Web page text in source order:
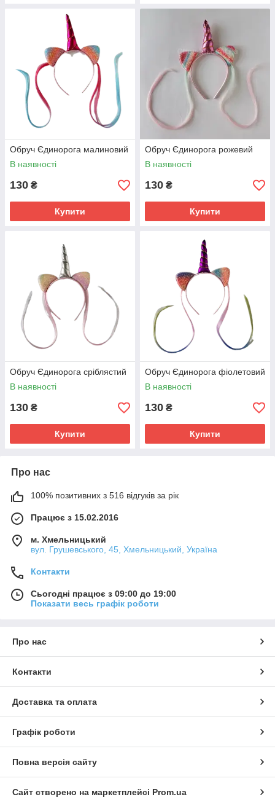
Обруч Єдинорога малиновий
В наявності
130 ₴
Купити
Обруч Єдинорога рожевий
В наявності
130 ₴
Купити
Обруч Єдинорога сріблястий
В наявності
130 ₴
Купити
Обруч Єдинорога фіолетовий
В наявності
130 ₴
Купити
Про нас
100% позитивних з 516 відгуків за рік
Працює з 15.02.2016
м. Хмельницький
вул. Грушевського, 45, Хмельницький, Україна
Контакти
Сьогодні працює з 09:00 до 19:00
Показати весь графік роботи
Про нас
Контакти
Доставка та оплата
Графік роботи
Повна версія сайту
Сайт створено на маркетплейсі Prom.ua